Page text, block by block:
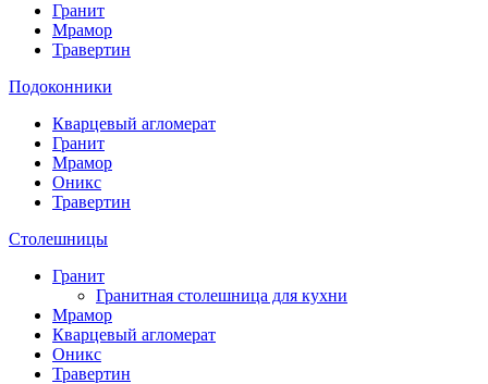
Гранит
Мрамор
Травертин
Подоконники
Кварцевый агломерат
Гранит
Мрамор
Оникс
Травертин
Столешницы
Гранит
Гранитная столешница для кухни
Мрамор
Кварцевый агломерат
Оникс
Травертин